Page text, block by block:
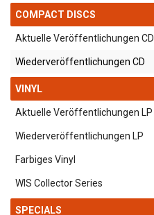
COMPACT DISCS
Aktuelle Veröffentlichungen CD
Wiederveröffentlichungen CD
VINYL
Aktuelle Veröffentlichungen LP
Wiederveröffentlichungen LP
Farbiges Vinyl
WIS Collector Series
SPECIALS